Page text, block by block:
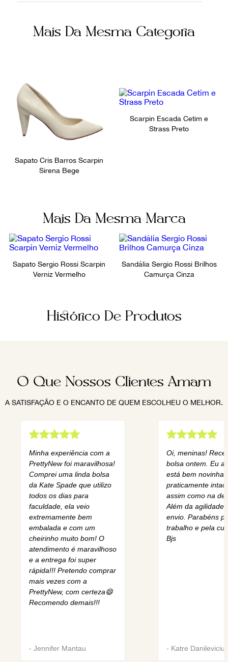
6330 800430
Não sei meu CEP
Mais Da Mesma Categoria
Sapato Cris Barros Scarpin
Sirena Bege
Scarpin Escada Cetim e
Strass Preto
Mais Da Mesma Marca
Sapato Sergio Rossi Scarpin
Verniz Vermelho
Sandália Sergio Rossi Brilhos
Camurça Cinza
Histórico De Produtos
O Que Nossos Clientes Amam
A SATISFAÇÃO E O ENCANTO DE QUEM ESCOLHEU O MELHOR.
Minha experiência com a
PrettyNew foi maravilhosa!
Comprei uma linda bolsa
da Kate Spade que utilizo
todos os dias para
faculdade, ela veio
extremamente bem
embalada e com um
cheirinho muito bom! O
atendimento é maravilhoso
e a entrega foi super
rápida!!! Pretendo comprar
mais vezes com a
PrettyNew, com certeza😄
Recomendo demais!!!
- Jennifer Mantau
Oi, meninas!
bolsa ontem. Eu
está bem novinha,
praticamente
assim como na
Além da agilidade
envio. Parabéns
trabalho e pela
Bjs
- Katre Danilevicius